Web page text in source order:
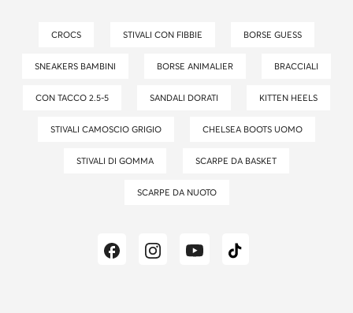
CROCS STIVALI CON FIBBIE BORSE GUESS
SNEAKERS BAMBINI BORSE ANIMALIER BRACCIALI
CON TACCO 2.5-5 SANDALI DORATI KITTEN HEELS
STIVALI CAMOSCIO GRIGIO CHELSEA BOOTS UOMO
STIVALI DI GOMMA SCARPE DA BASKET
SCARPE DA NUOTO